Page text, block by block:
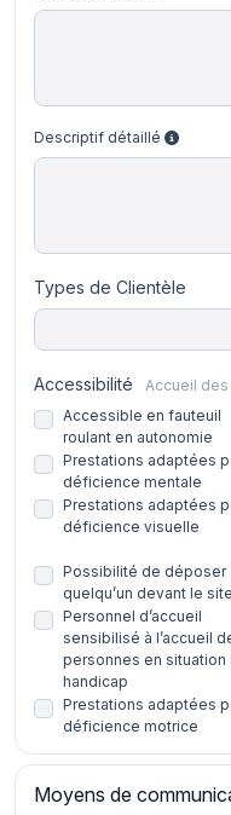
Descriptif détaillé
Types de Clientèle
Accessibilité
Accueil
Accessible en fauteuil
roulant en autonomie
Prestations adaptées
déficience mentale
Prestations adaptées
déficience visuelle
Possibilité de déposer
quelqu’un devant le site
Personnel d’accueil
sensibilisé à l’accueil
personnes en situation
handicap
Prestations adaptées
déficience motrice
Moyens de